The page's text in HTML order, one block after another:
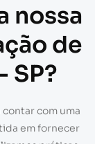
nossa
de
SP?
contar com uma
em fornecer